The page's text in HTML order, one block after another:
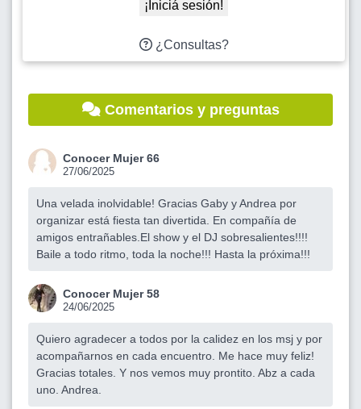
¡Iniciá sesión!
¿Consultas?
Comentarios y preguntas
Conocer Mujer 66
27/06/2025
Una velada inolvidable! Gracias Gaby y Andrea por
organizar está fiesta tan divertida. En compañía de
amigos entrañables.El show y el DJ sobresalientes!!!!
Baile a todo ritmo, toda la noche!!! Hasta la próxima!!!
Conocer Mujer 58
24/06/2025
Quiero agradecer a todos por la calidez en los msj y por
acompañarnos en cada encuentro. Me hace muy feliz!
Gracias totales. Y nos vemos muy prontito. Abz a cada
uno. Andrea.